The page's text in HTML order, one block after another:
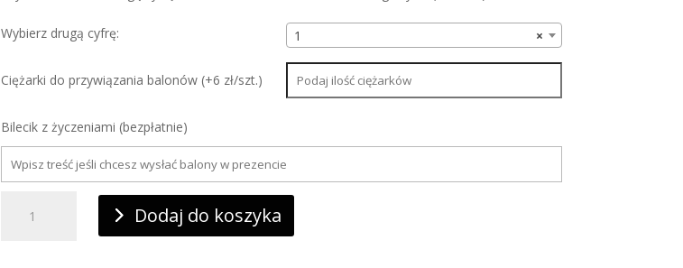
Wybierz drugą cyfrę: ×
1
Ciężarki do przywiązania balonów (+6 zł/szt.)
Bilecik z życzeniami (bezpłatnie)
Balon
foliowy Dodaj do koszyka